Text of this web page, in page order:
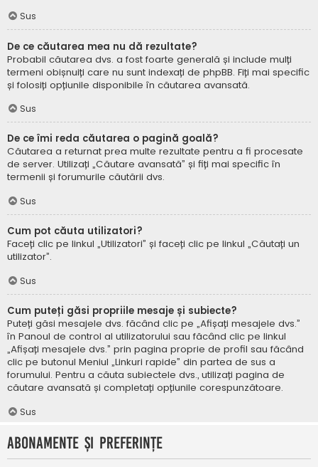
Sus
De ce căutarea mea nu dă rezultate?
Probabil căutarea dvs. a fost foarte generală și include mulți
termeni obișnuiți care nu sunt indexați de phpBB. Fiți mai specific
și folosiți opțiunile disponibile în căutarea avansată.
Sus
De ce îmi reda căutarea o pagină goală?
Căutarea a returnat prea multe rezultate pentru a fi procesate
de server. Utilizați „Căutare avansată” și fiți mai specific în
termenii și forumurile căutării dvs.
Sus
Cum pot căuta utilizatori?
Faceți clic pe linkul „Utilizatori” și faceți clic pe linkul „Căutați un
utilizator”.
Sus
Cum puteți găsi propriile mesaje și subiecte?
Puteți găsi mesajele dvs. făcând clic pe „Afișați mesajele dvs.”
în Panoul de control al utilizatorului sau făcând clic pe linkul
„Afișați mesajele dvs.” prin pagina proprie de profil sau făcând
clic pe butonul Meniul „Linkuri rapide” din partea de sus a
forumului. Pentru a căuta subiectele dvs., utilizați pagina de
căutare avansată și completați opțiunile corespunzătoare.
Sus
Abonamente și Preferințe